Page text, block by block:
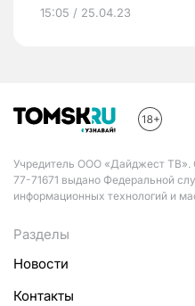
15:05 / 25.04.23
Учредитель ООО «Дайджест
77-71671 выдано Федеральной
информационных технологий и
Разделы
Новости
Контакты